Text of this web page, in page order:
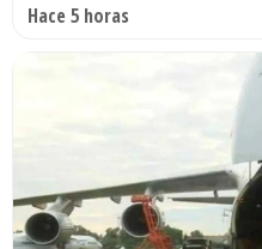
Hace 5 horas